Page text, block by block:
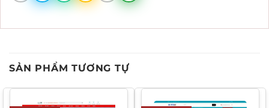
SẢN PHẨM TƯƠNG TỰ